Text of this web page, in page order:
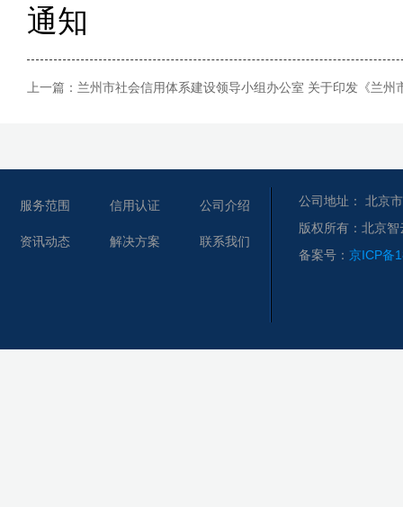
通知
上一篇： 兰州市社会信用体系建设领导小组办公室 关于印发《兰
服务范围 信用认证 公司介绍
资讯动态 解决方案 联系我们
公司地址： 北京
版权所有：北京
备案号： 京ICP备